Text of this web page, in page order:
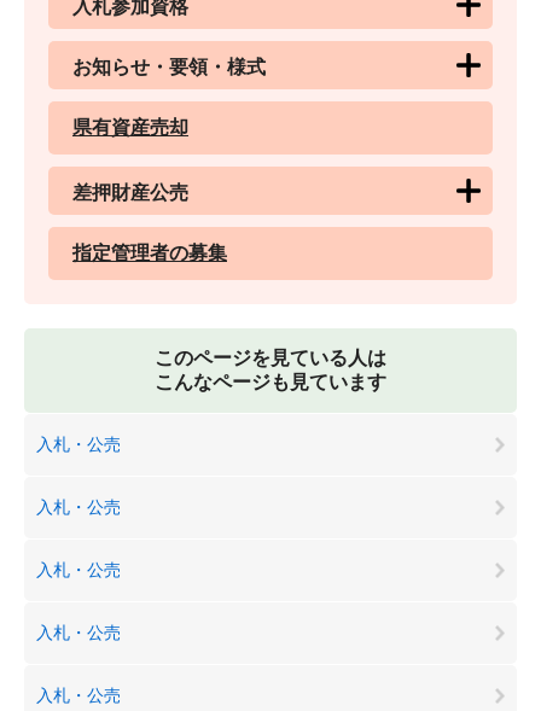
入札参加資格
お知らせ・要領・様式
県有資産売却
差押財産公売
指定管理者の募集
このページを見ている人は
こんなページも見ています
入札・公売
入札・公売
入札・公売
入札・公売
入札・公売